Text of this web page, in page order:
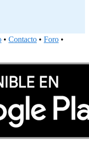
• Contacto • Foro •